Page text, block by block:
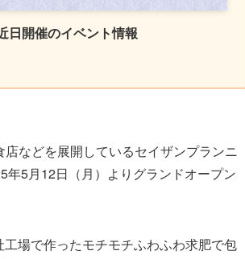
日開催のイベント情報
などを展開しているセイザンプランニ
年5月12日（月）よりグランドオープン
場で作ったモチモチふわふわ求肥で包